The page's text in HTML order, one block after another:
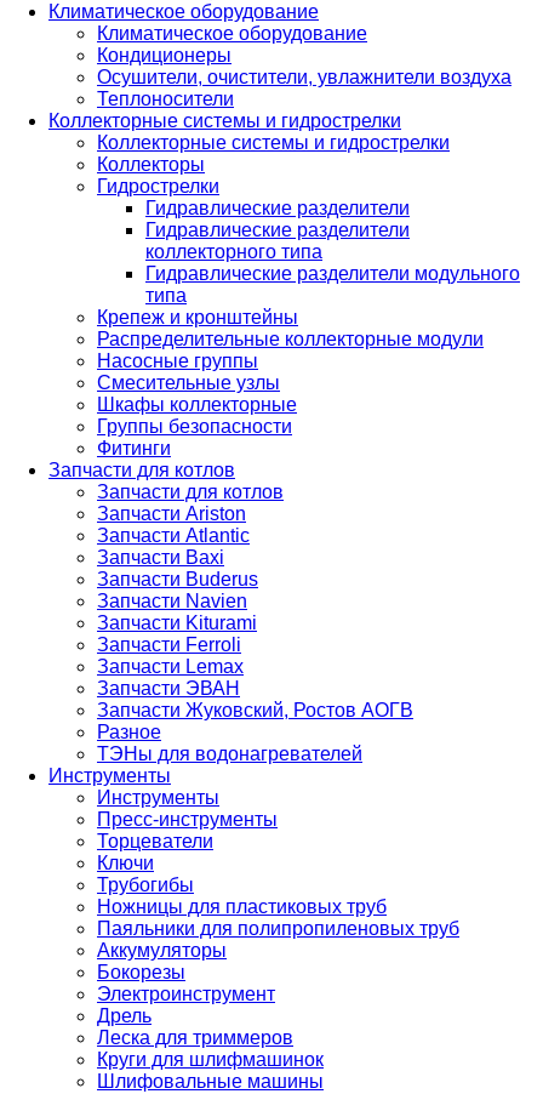
Климатическое оборудование
Климатическое оборудование
Кондиционеры
Осушители, очистители, увлажнители воздуха
Теплоносители
Коллекторные системы и гидрострелки
Коллекторные системы и гидрострелки
Коллекторы
Гидрострелки
Гидравлические разделители
Гидравлические разделители
коллекторного типа
Гидравлические разделители модульного
типа
Крепеж и кронштейны
Распределительные коллекторные модули
Насосные группы
Смесительные узлы
Шкафы коллекторные
Группы безопасности
Фитинги
Запчасти для котлов
Запчасти для котлов
Запчасти Ariston
Запчасти Atlantic
Запчасти Baxi
Запчасти Buderus
Запчасти Navien
Запчасти Kiturami
Запчасти Ferroli
Запчасти Lemax
Запчасти ЭВАН
Запчасти Жуковский, Ростов АОГВ
Разное
ТЭНы для водонагревателей
Инструменты
Инструменты
Пресс-инструменты
Торцеватели
Ключи
Трубогибы
Ножницы для пластиковых труб
Паяльники для полипропиленовых труб
Аккумуляторы
Бокорезы
Электроинструмент
Дрель
Леска для триммеров
Круги для шлифмашинок
Шлифовальные машины